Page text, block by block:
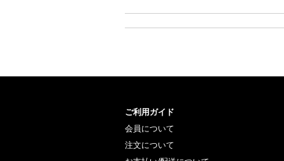
ご利用ガイド
会員について
注文について